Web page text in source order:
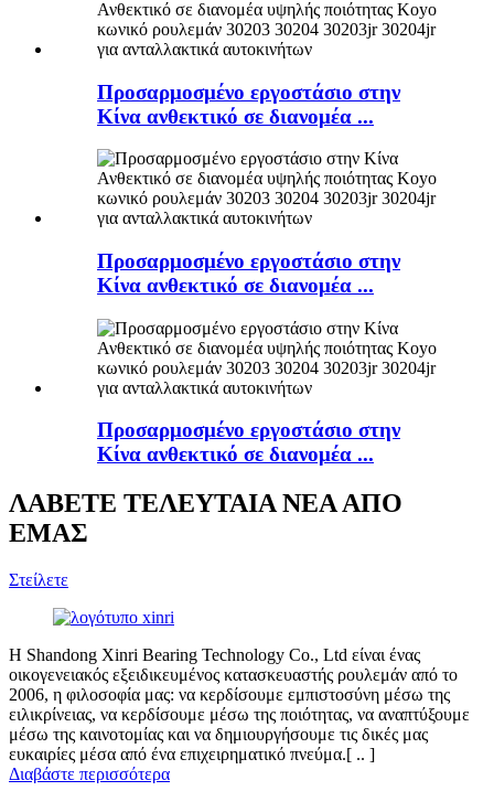
Προσαρμοσμένο εργοστάσιο στην
Κίνα ανθεκτικό σε διανομέα ...
Προσαρμοσμένο εργοστάσιο στην
Κίνα ανθεκτικό σε διανομέα ...
Προσαρμοσμένο εργοστάσιο στην
Κίνα ανθεκτικό σε διανομέα ...
ΛΑΒΕΤΕ ΤΕΛΕΥΤΑΙΑ ΝΕΑ ΑΠΟ
ΕΜΑΣ
Στείλετε
Η Shandong Xinri Bearing Technology Co., Ltd είναι ένας
οικογενειακός εξειδικευμένος κατασκευαστής ρουλεμάν από το
2006, η φιλοσοφία μας: να κερδίσουμε εμπιστοσύνη μέσω της
ειλικρίνειας, να κερδίσουμε μέσω της ποιότητας, να αναπτύξουμε
μέσω της καινοτομίας και να δημιουργήσουμε τις δικές μας
ευκαιρίες μέσα από ένα επιχειρηματικό πνεύμα.[ .. ]
Διαβάστε περισσότερα